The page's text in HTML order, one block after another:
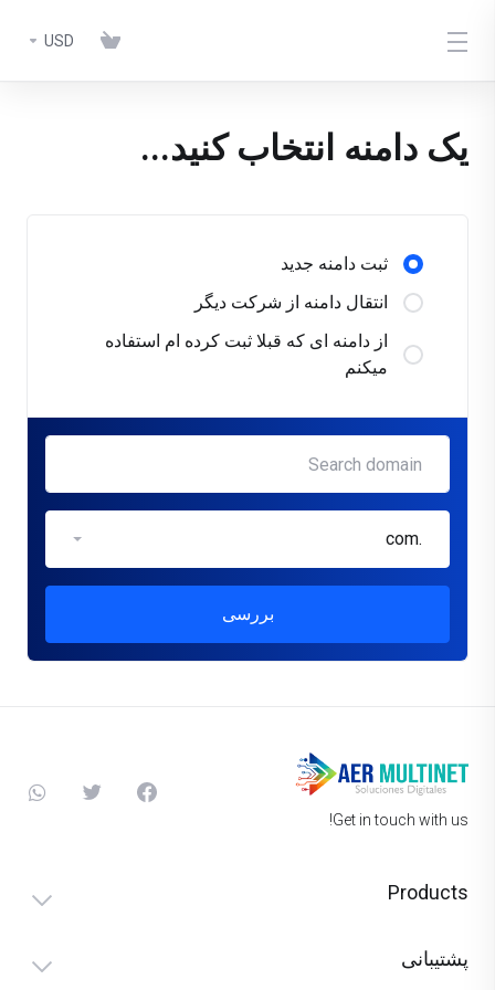
USD
یک دامنه انتخاب کنید...
ثبت دامنه جدید
انتقال دامنه از شرکت دیگر
از دامنه ای که قبلا ثبت کرده ام استفاده
میکنم
.com
بررسی
Get in touch with us!
Products
پشتیبانی